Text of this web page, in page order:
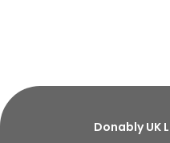
Donably UK